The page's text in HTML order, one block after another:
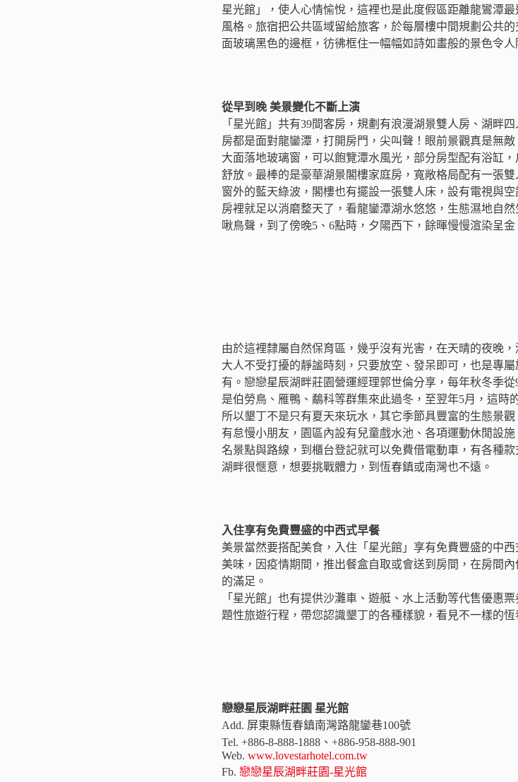
星光館」，使人心情愉悅，這裡也是此度假區距離龍鸞潭
風格。旅宿把公共區域留給旅客，於每層樓中間規劃公共
面玻璃黑色的邊框，彷彿框住一幅幅如詩如畫般的景色令人
從早到晚 美景變化不斷上演
「星光館」共有39間客房，規劃有浪漫湖景雙人房、湖畔
房都是面對龍鑾潭，打開房門，尖叫聲！眼前景觀真是無
大面落地玻璃窗，可以飽覽潭水風光，部分房型配有浴缸
舒放。最棒的是豪華湖景閣樓家庭房，寬敞格局配有一張
窗外的藍天綠波，閣樓也有擺設一張雙人床，設有電視與
房裡就足以消磨整天了，看龍鑾潭湖水悠悠，生態濕地自
啾鳥聲，到了傍晚5、6點時，夕陽西下，餘暉慢慢渲染呈
由於這裡隸屬自然保育區，幾乎沒有光害，在天晴的夜晚
大人不受打擾的靜謐時刻，只要放空、發呆即可，也是專
有。戀戀星辰湖畔莊園營運經理郭世倫分享，每年秋冬季
是伯勞鳥、雁鴨、鷸科等群集來此過冬，至翌年5月，這時
所以墾丁不是只有夏天來玩水，其它季節具豐富的生態景
有怠慢小朋友，園區內設有兒童戲水池、各項運動休閒設
名景點與路線，到櫃台登記就可以免費借電動車，有各種
湖畔很愜意，想要挑戰體力，到恆春鎮或南灣也不遠。
入住享有免費豐盛的中西式早餐
美景當然要搭配美食，入住「星光館」享有免費豐盛的中
美味，因疫情期間，推出餐盒自取或會送到房間，在房間
的滿足。
「星光館」也有提供沙灘車、遊艇、水上活動等代售優惠
題性旅遊行程，帶您認識墾丁的各種樣貌，看見不一樣的
戀戀星辰湖畔莊園 星光館
Add. 屏東縣恆春鎮南灣路龍鑾巷100號
Tel. +886-8-888-1888、+886-958-888-901
Web. www.lovestarhotel.com.tw
Fb. 戀戀星辰湖畔莊園-星光館